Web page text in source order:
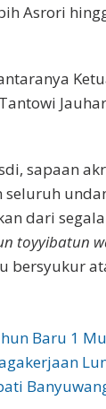
Asrori
sapaan
dari
toyyibatun
bersyukur
Baru 1